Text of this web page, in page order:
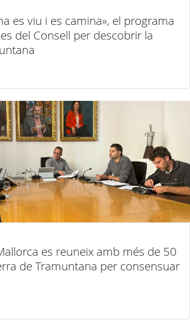
es viu i es camina», el programa
del Consell per descobrir la
es reuneix amb més de 50
de Tramuntana per consensuar